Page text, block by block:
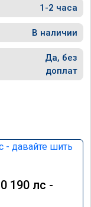
1-2 часа
В наличии
Да, без
доплат
190 лс -